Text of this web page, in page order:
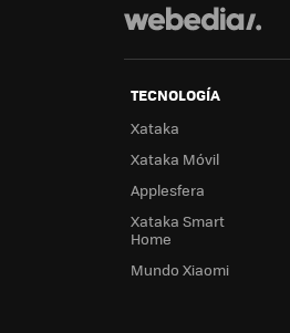
TECNOLOGÍA
Xataka
Xataka Móvil
Applesfera
Xataka Smart
Home
Mundo Xiaomi